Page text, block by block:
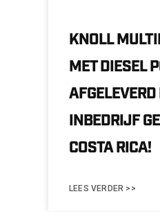
KNOLL
MET DIESEL
AFGELEVERD
INBEDRIJF
COSTA RICA!
LEES VERDER >>